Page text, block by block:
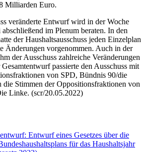
Entwurf eines Gesetzes über die
2022)
18.03.2022 (Dokument, Link öffnet
zum Gesetzentwurf: Ergänzung des
über die Feststellung des
für das Haushaltsjahr 2022
27.04.2022 (Dokument, Link öffnet